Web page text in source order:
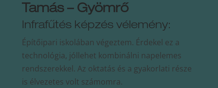
Tamás – Gyömrő
Infrafűtés képzés vélemény:
Építőipari iskolában végeztem. Érdekel ez a
technológia, jóllehet kombinálni napelemes
rendszerekkel. Az oktatás és a gyakorlati része
is élvezetes volt számomra.